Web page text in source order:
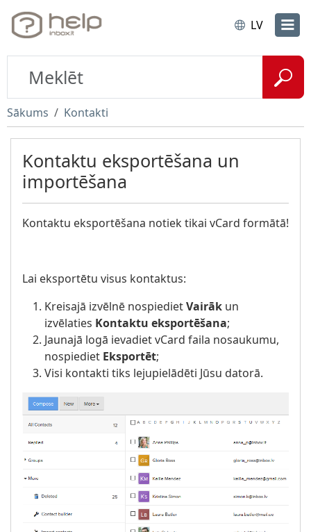
LV
Sākums Kontakti
Kontaktu eksportēšana un
importēšana
Kontaktu eksportēšana notiek tikai vCard formātā!
Lai eksportētu visus kontaktus:
Kreisajā izvēlnē nospiedietVairāk un
izvēlaties Kontaktu eksportēšana;
Jaunajā logā ievadiet vCard faila nosaukumu,
nospiediet Eksportēt;
Visi kontakti tiks lejupielādēti Jūsu datorā.